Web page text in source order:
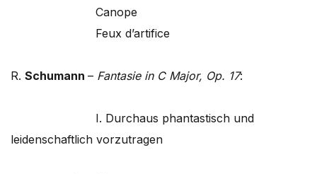
Canope
Feux d’artifice
R. Schumann – Fantasie in C Major, Op. 17:
I. Durchaus phantastisch und
leidenschaftlich vorzutragen